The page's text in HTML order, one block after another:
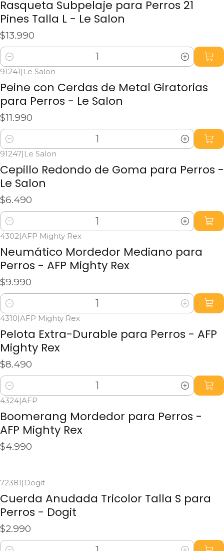
Rasqueta Subpelaje para Perros 21
Pines Talla L - Le Salon
$13.990
Cantidad
91241 | Le Salon
Peine con Cerdas de Metal Giratorias
para Perros - Le Salon
$11.990
Cantidad
91247| Le Salon
Cepillo Redondo de Goma para Perros -
Le Salon
$6.490
Cantidad
4302|AFP Mighty Rex
Neumático Mordedor Mediano para
Perros - AFP Mighty Rex
$9.990
Cantidad
4310|AFP Mighty Rex
Pelota Extra-Durable para Perros - AFP
Mighty Rex
$8.490
Cantidad
No disponible
4324|AFP
Boomerang Mordedor para Perros -
AFP Mighty Rex
$4.990
72381 | Dogit
Cuerda Anudada Tricolor Talla S para
Perros - Dogit
$2.990